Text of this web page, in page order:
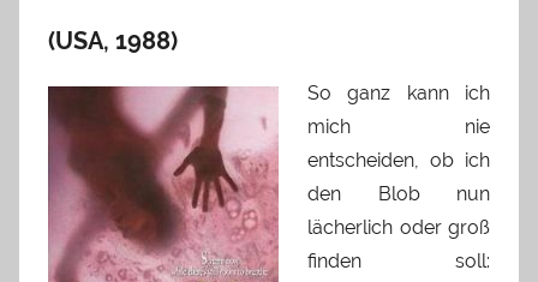
(USA, 1988)
So ganz kann ich
mich nie
entscheiden, ob ich
den Blob nun
lächerlich oder groß
finden soll: